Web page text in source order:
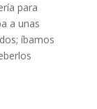
para
a unas
íbamos